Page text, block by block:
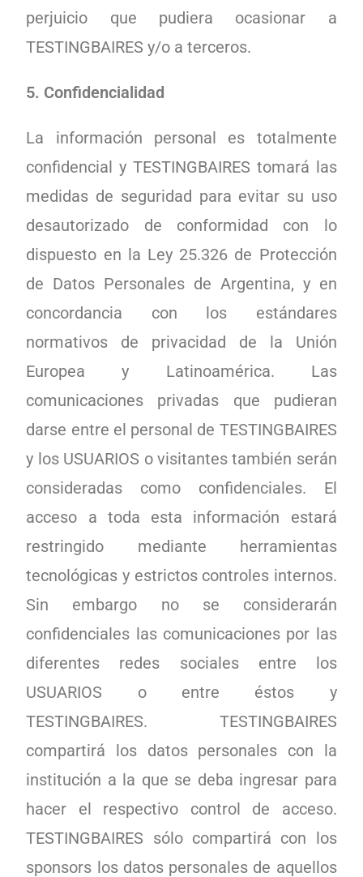
perjuicio que pudiera ocasionar a
TESTINGBAIRES y/o a terceros.
5. Confidencialidad
La información personal es totalmente
confidencial y TESTINGBAIRES tomará las
medidas de seguridad para evitar su uso
desautorizado de conformidad con lo
dispuesto en la Ley 25.326 de Protección
de Datos Personales de Argentina, y en
concordancia con los estándares
normativos de privacidad de la Unión
Europea y Latinoamérica. Las
comunicaciones privadas que pudieran
darse entre el personal de TESTINGBAIRES
y los USUARIOS o visitantes también serán
consideradas como confidenciales. El
acceso a toda esta información estará
restringido mediante herramientas
tecnológicas y estrictos controles internos.
Sin embargo no se considerarán
confidenciales las comunicaciones por las
diferentes redes sociales entre los
USUARIOS o entre éstos y
TESTINGBAIRES. TESTINGBAIRES
compartirá los datos personales con la
institución a la que se deba ingresar para
hacer el respectivo control de acceso.
TESTINGBAIRES sólo compartirá con los
sponsors los datos personales de aquellos